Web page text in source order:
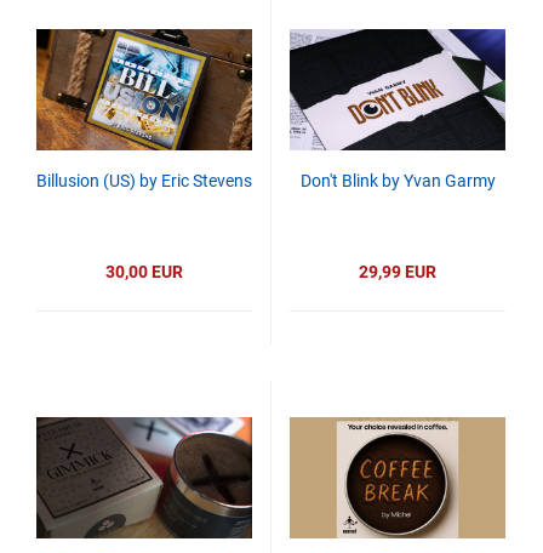
Billusion (US) by Eric Stevens
30,00 EUR
Don't Blink by Yvan Garmy
29,99 EUR